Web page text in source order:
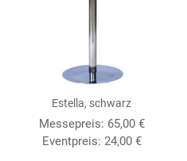
Estella, schwarz
Messepreis: 65,00 €
Eventpreis: 24,00 €